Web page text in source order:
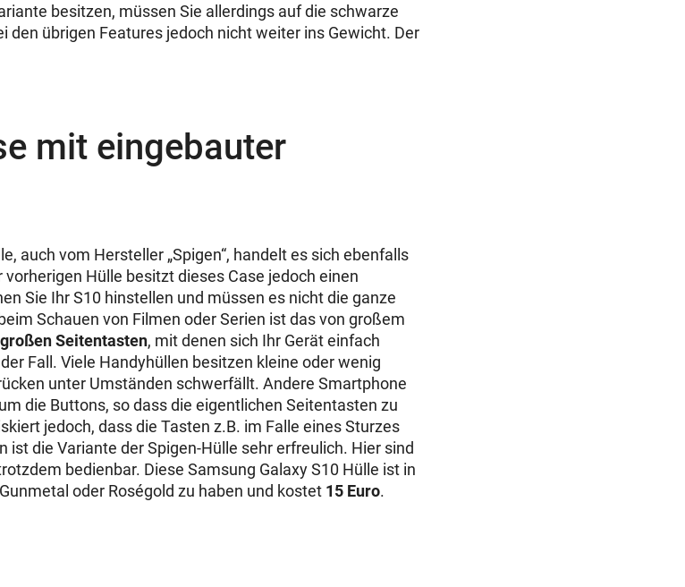
besitzen, müssen Sie allerdings auf die schwarze
den übrigen Features jedoch nicht weiter ins Gewicht. Der
mit eingebauter
auch vom Hersteller „Spigen“, handelt es sich ebenfalls
Hülle besitzt dieses Case jedoch einen
Sie Ihr S10 hinstellen und müssen es nicht die ganze
Schauen von Filmen oder Serien ist das von großem
großen Seitentasten, mit denen sich Ihr Gerät einfach
Fall. Viele Handyhüllen besitzen kleine oder wenig
unter Umständen schwerfällt. Andere Smartphone
die Buttons, so dass die eigentlichen Seitentasten zu
jedoch, dass die Tasten z.B. im Falle eines Sturzes
ist die Variante der Spigen-Hülle sehr erfreulich. Hier sind
bedienbar. Diese Samsung Galaxy S10 Hülle ist in
oder Roségold zu haben und kostet 15 Euro.